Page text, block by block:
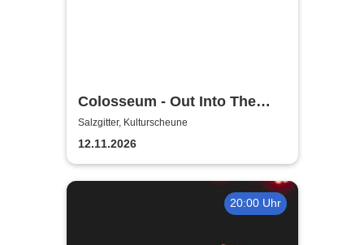
Colosseum - Out Into The
Fields
Salzgitter, Kulturscheune
12.11.2026
20:00 Uhr